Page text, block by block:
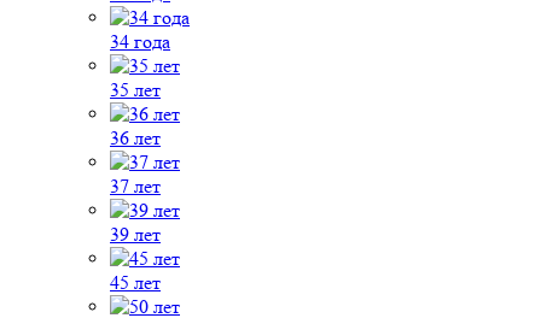
34 года
35 лет
36 лет
37 лет
39 лет
45 лет